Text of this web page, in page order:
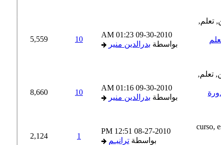
09-30-2010
01:23 AM
بواسطةبدرالدين منير
10
5,559
09-30-2010
01:16 AM
بواسطةبدرالدين منير
10
8,660
08-27-2010
12:51 PM
بواسطةترانيـم
2,124